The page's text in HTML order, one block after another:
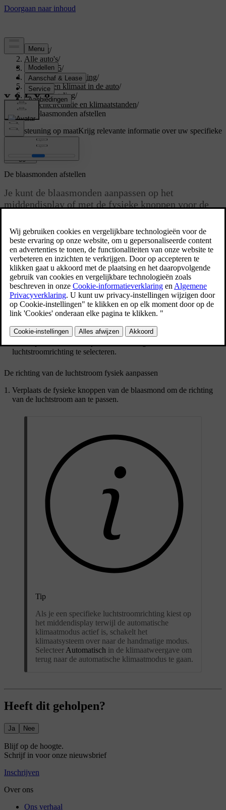
Support/
Alle auto's/
EX40 2025/
Gebruikershandleiding/
Comfort en klimaat in de auto/
Klimaatregeling/
Luchtcirculatie en klimaatstanden/
De blaasmonden afstellen
Ondersteuning op maatKrijg relevante informatie over uw specifieke
auto.
Inloggen
Bijgewerkt 04-04-2025
De blaasmonden afstellen
Je kunt de blaasmonden aanpassen op het
middendisplay of met de fysieke knoppen voor de
Je kunt de richting van de luchtstroom wijzigen via de
klimaatweergave op het middendisplay of fysiek met de knoppen op
de blaasmonden.
Draai aan de fysieke knop van de blaasmond om de blaasmond te
openen. Hierdoor kan de lucht gaan stromen.
Luchtstroom omleiden via middendisplay
Druk op het ventilatorsymbool
in de onderste balk.
luchtstroomrichting te selecteren.
De richting van de luchtstroom fysiek aanpassen
Verplaats de fysieke knoppen van de blaasmond om de richting
van de luchtstroom aan te passen.
Tip
Als je een specifieke luchtstroomrichting kiest op
het middendisplay terwijl de automatische
klimaatmodus actief is, schakelt het
klimaatsysteem over naar de handmatige modus.
Selecteer Automatisch in de klimaatweergave om
terug naar de automatische klimaatmodus te gaan.
Heeft dit geholpen?
Ja Nee